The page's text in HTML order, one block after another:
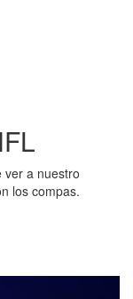
ver a nuestro
los compas.